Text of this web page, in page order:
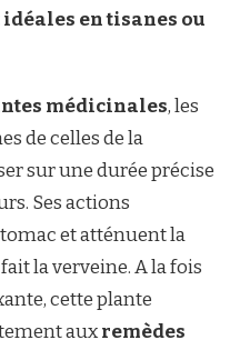
en tisanes ou
médicinales, les
de celles de la
sur une durée précise
Ses actions
et atténuent la
la verveine. A la fois
cette plante
auxremèdes